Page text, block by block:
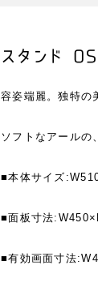
スタンド
容姿端麗。独特の
ソフトなアールの
■本体サイズ
■面板寸法
■有効画面寸法